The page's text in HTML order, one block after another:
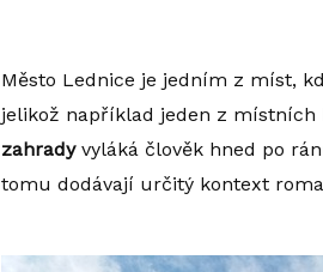
Město Lednice je jedním z míst,
jelikož například jeden z místních
zahradyvyláká člověk hned po
tomu dodávají určitý kontext